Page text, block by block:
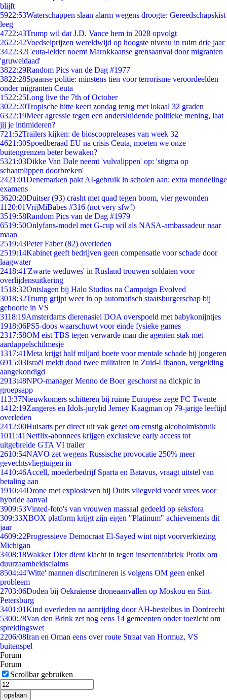
blijft
5922:53Waterschappen slaan alarm wegens droogte: Gereedschapskist
leeg
4722:43Trump wil dat J.D. Vance hem in 2028 opvolgt
2622:42Voedselprijzen wereldwijd op hoogste niveau in ruim drie jaar
3422:32Ceuta-leider noemt Marokkaanse grensaanval door migranten
'gruweldaad'
3822:29Random Pics van de Dag #1977
3822:28Spaanse politie: minstens tien voor terrorisme veroordeelden
onder migranten Ceuta
1522:25Long live the 7th of October
3022:20Tropische hitte keert zondag terug met lokaal 32 graden
6322:19Meer agressie tegen een andersluidende politieke mening, laat
jij je intimideren?
721:52Trailers kijken: de bioscoopreleases van week 32
4621:30Spoedberaad EU na crisis Ceuta, moeten we onze
buitengrenzen beter bewaken?
5321:03Dikke Van Dale neemt 'vulvalippen' op: 'stigma op
schaamlippen doorbreken'
2421:01Denemarken pakt AI-gebruik in scholen aan: extra mondelinge
examens
3620:20Duitser (93) crasht met quad tegen boom, vier gewonden
11 20:01VrijMiBabes #316 (not very sfw!)
3519:58Random Pics van de Dag #1979
6519:50Onlyfans-model met G-cup wil als NASA-ambassadeur naar
maan
2519:43Peter Faber (82) overleden
2519:14Kabinet geeft bedrijven geen compensatie voor schade door
laagwater
2418:41'Zwarte weduwes' in Rusland trouwen soldaten voor
overlijdensuitkering
1518:32Ontslagen bij Halo Studios na Campaign Evolved
3018:32Trump grijpt weer in op automatisch staatsburgerschap bij
geboorte in VS
3118:19Amsterdams dierenasiel DOA overspoeld met babykonijntjes
1918:06PS5-doos waarschuwt voor einde fysieke games
2317:58OM eist TBS tegen verwarde man die agenten stak met
aardappelschilmesje
1317:41Meta krijgt half miljard boete voor mentale schade bij jongeren
6915:03Israël meldt dood twee militairen in Zuid-Libanon, vergelding
aangekondigd
2913:48NPO-manager Menno de Boer geschorst na dickpic in
groepsapp
113:37Nieuwkomers schitteren bij ruime Europese zege FC Twente
1412:19Zangeres en Idols-jurylid Jerney Kaagman op 79-jarige leeftijd
overleden
2412:00Huisarts per direct uit vak gezet om ernstig alcoholmisbruik
1011:41Netflix-abonnees krijgen exclusieve early access tot
uitgebreide GTA VI trailer
2610:54NAVO zet wegens Russische provocatie 250% meer
gevechtsvliegtuigen in
1410:46Accell, moederbedrijf Sparta en Batavus, vraagt uitstel van
betaling aan
1910:44Drone met explosieven bij Duits vliegveld voedt vrees voor
hybride aanval
3909:53Vinted-foto's van vrouwen massaal gedeeld op seksfora
309:33XBOX platform krijgt zijn eigen "Platinum" achievements dit
jaar
4609:22Progressieve Democraat El-Sayed wint nipt voorverkiezing
Michigan
3408:18Wakker Dier dient klacht in tegen insectenfabriek Protix om
duurzaamheidsclaims
8504:44'Witte' mannen discrimineren is volgens OM geen enkel
probleem
2703:06Doden bij Oekraïense droneaanvallen op Moskou en Sint-
Petersburg
3401:01Kind overleden na aanrijding door AH-bestelbus in Dordrecht
5300:28Van den Brink zet nog eens 14 gemeenten onder toezicht om
spreidingswet
2206/08Iran en Oman eens over route Straat van Hormuz, VS
buitenspel
Forum
Forum
Scrollbar gebruiken
opslaan